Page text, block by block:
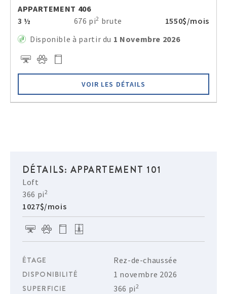
APPARTEMENT 406
3 ½
676 pi2 brute
1550$/mois
Disponible à partir du 1 Novembre 2026
VOIR LES DÉTAILS
DÉTAILS: APPARTEMENT 101
Loft
366 pi2
1027$/mois
ÉTAGE
Rez-de-chaussée
DISPONIBILITÉ
1 novembre 2026
SUPERFICIE
366 pi2